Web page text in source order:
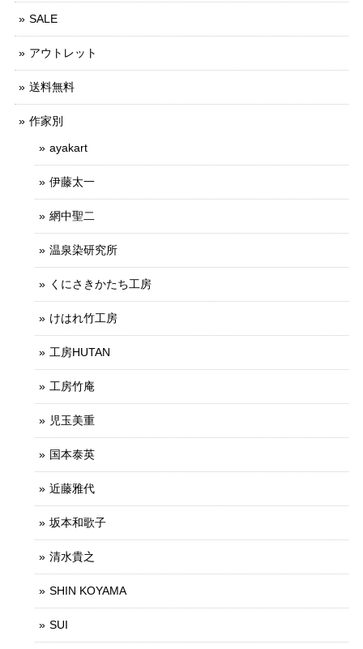
SALE
アウトレット
送料無料
作家別
ayakart
伊藤太一
網中聖二
温泉染研究所
くにさきかたち工房
けはれ竹工房
工房HUTAN
工房竹庵
児玉美重
国本泰英
近藤雅代
坂本和歌子
清水貴之
SHIN KOYAMA
SUI